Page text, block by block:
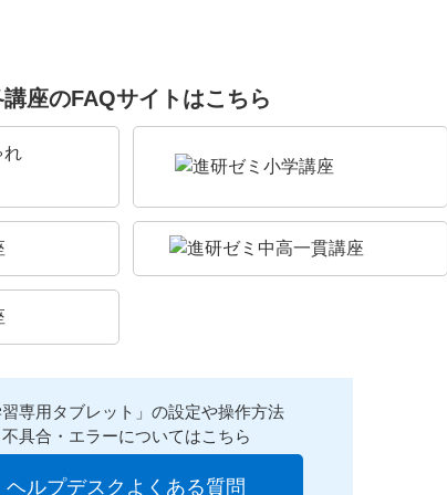
座のFAQサイトはこちら
専用タブレット」の設定や操作方法
不具合・エラーについてはこちら
ヘルプデスクよくある質問